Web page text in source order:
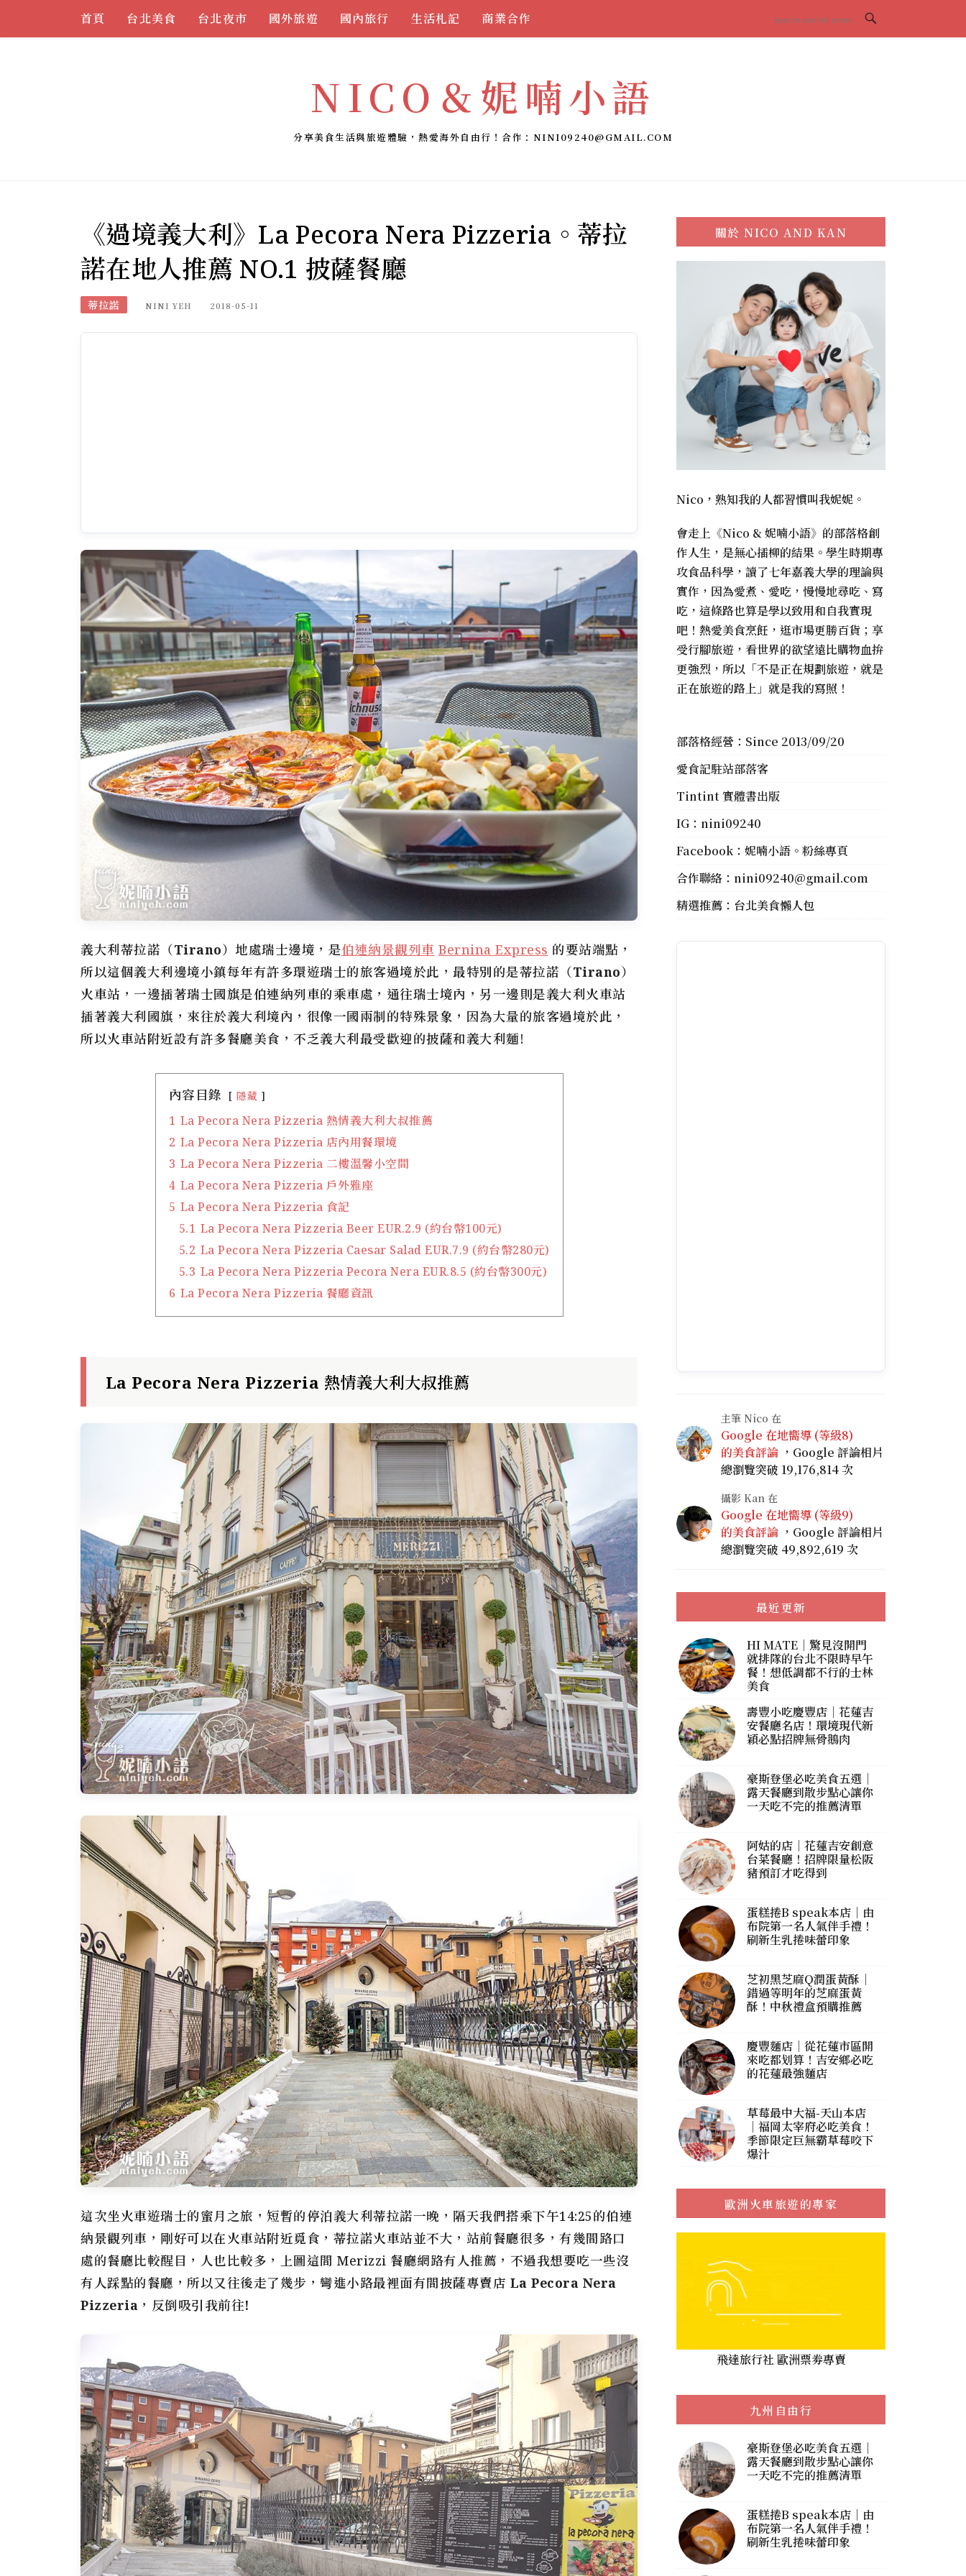
首頁 台北美食 台北夜市 國外旅遊 國內旅行 生活札記 商業合作
NICO＆妮喃小語
分享美食生活與旅遊體驗，熱愛海外自由行！合作： NINI09240@GMAIL.COM
《過境義大利》La Pecora Nera Pizzeria。蒂拉
諾在地人推薦 NO.1 披薩餐廳
蒂拉諾 NINI YEH 2018-05-11
義大利蒂拉諾（Tirano） 地處瑞士邊境，是伯連納景觀列車 Bernina Express 的要站端點，
所以這個義大利邊境小鎮每年有許多環遊瑞士的旅客過境於此，最特別的是蒂拉諾（Tirano）
火車站，一邊插著瑞士國旗是伯連納列車的乘車處，通往瑞士境內，另一邊則是義大利火車站
插著義大利國旗，來往於義大利境內，很像一國兩制的特殊景象，因為大量的旅客過境於此，
所以火車站附近設有許多餐廳美食，不乏義大利最受歡迎的披薩和義大利麵!
內容目錄 隱藏
1 La Pecora Nera Pizzeria 熱情義大利大叔推薦
2 La Pecora Nera Pizzeria 店內用餐環境
3 La Pecora Nera Pizzeria 二樓溫馨小空間
4 La Pecora Nera Pizzeria 戶外雅座
5 La Pecora Nera Pizzeria 食記
5.1 La Pecora Nera Pizzeria Beer EUR.2.9 (約台幣100元)
5.2 La Pecora Nera Pizzeria Caesar Salad EUR.7.9 (約台幣280元)
5.3 La Pecora Nera Pizzeria Pecora Nera EUR.8.5 (約台幣300元)
6 La Pecora Nera Pizzeria 餐廳資訊
La Pecora Nera Pizzeria 熱情義大利大叔推薦
這次坐火車遊瑞士的蜜月之旅，短暫的停泊義大利蒂拉諾一晚，隔天我們搭乘下午14:25的伯連
納景觀列車，剛好可以在火車站附近覓食，蒂拉諾火車站並不大，站前餐廳很多，有幾間路口
處的餐廳比較醒目，人也比較多，上圖這間 Merizzi 餐廳網路有人推薦，不過我想要吃一些沒
有人踩點的餐廳，所以又往後走了幾步，彎進小路最裡面有間披薩專賣店 La Pecora Nera
Pizzeria，反倒吸引我前往!
關於NICO AND KAN
Nico，熟知我的人都習慣叫我妮妮。
會走上《Nico & 妮喃小語》的部落格創
作人生，是無心插柳的結果。學生時期專
攻食品科學，讀了七年嘉義大學的理論與
實作，因為愛煮、愛吃，慢慢地尋吃、寫
吃，這條路也算是學以致用和自我實現
吧！熱愛美食烹飪，逛市場更勝百貨；享
受行腳旅遊，看世界的欲望遠比購物血拚
更強烈，所以「不是正在規劃旅遊，就是
正在旅遊的路上」就是我的寫照！
部落格經營：Since 2013/09/20
愛食記駐站部落客
Tintint 實體書出版
IG：nini09240
Facebook：妮喃小語。粉絲專頁
合作聯絡：nini09240@gmail.com
精選推薦： 台北美食懶人包
主筆 Nico 在
Google 在地嚮導 (等級8)
的美食評論 ，Google 評論相片
總瀏覽突破 19,176,814 次
攝影 Kan 在
Google 在地嚮導 (等級9)
的美食評論 ，Google 評論相片
總瀏覽突破 49,892,619 次
最近更新
HI MATE｜驚見沒開門
就排隊的台北不限時早午
餐！想低調都不行的士林
美食
壽豐小吃慶豐店｜花蓮吉
安餐廳名店！環境現代新
穎必點招牌無骨鵝肉
豪斯登堡必吃美食五選｜
露天餐廳到散步點心讓你
一天吃不完的推薦清單
阿姑的店｜花蓮吉安創意
台菜餐廳！招牌限量松阪
豬預訂才吃得到
蛋糕捲B speak本店｜由
布院第一名人氣伴手禮！
刷新生乳捲味蕾印象
芝初黑芝麻Q潤蛋黃酥｜
錯過等明年的芝麻蛋黃
酥！中秋禮盒預購推薦
慶豐麵店｜從花蓮市區開
來吃都划算！吉安鄉必吃
的花蓮最強麵店
草莓最中大福-天山本店
｜福岡太宰府必吃美食！
季節限定巨無霸草莓咬下
爆汁
歐洲火車旅遊的專家
飛達旅行社 歐洲票劵專賣
九州自由行
豪斯登堡必吃美食五選｜
露天餐廳到散步點心讓你
一天吃不完的推薦清單
蛋糕捲B speak本店｜由
布院第一名人氣伴手禮！
刷新生乳捲味蕾印象